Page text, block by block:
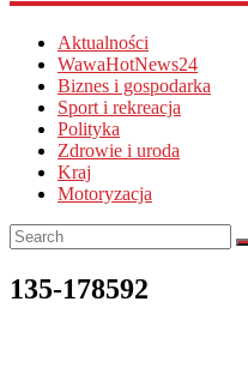
Aktualności
WawaHotNews24
Biznes i gospodarka
Sport i rekreacja
Polityka
Zdrowie i uroda
Kraj
Motoryzacja
135-178592